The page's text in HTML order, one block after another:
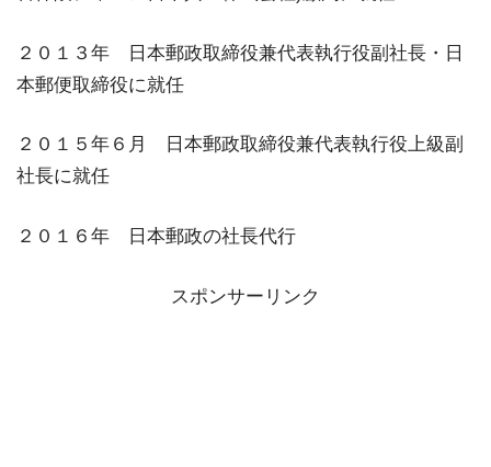
２０１３年 日本郵政取締役兼代表執行役副社長・日
本郵便取締役に就任
２０１５年６月 日本郵政取締役兼代表執行役上級副
社長に就任
２０１６年 日本郵政の社長代行
スポンサーリンク